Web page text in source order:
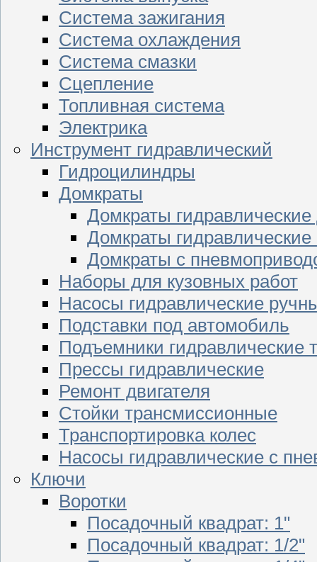
Система зажигания
Система охлаждения
Система смазки
Сцепление
Топливная система
Электрика
Инструмент гидравлический
Гидроцилиндры
Домкраты
Домкраты
Домкраты гидравлические
Домкраты с
Наборы для кузовных работ
Насосы гидравлические
Подставки под автомобиль
Подъемники гидравлические
Прессы гидравлические
Ремонт двигателя
Стойки трансмиссионные
Транспортировка колес
Насосы гидравлические с
Ключи
Воротки
Посадочный квадрат: 1"
Посадочный квадрат: 1/2"